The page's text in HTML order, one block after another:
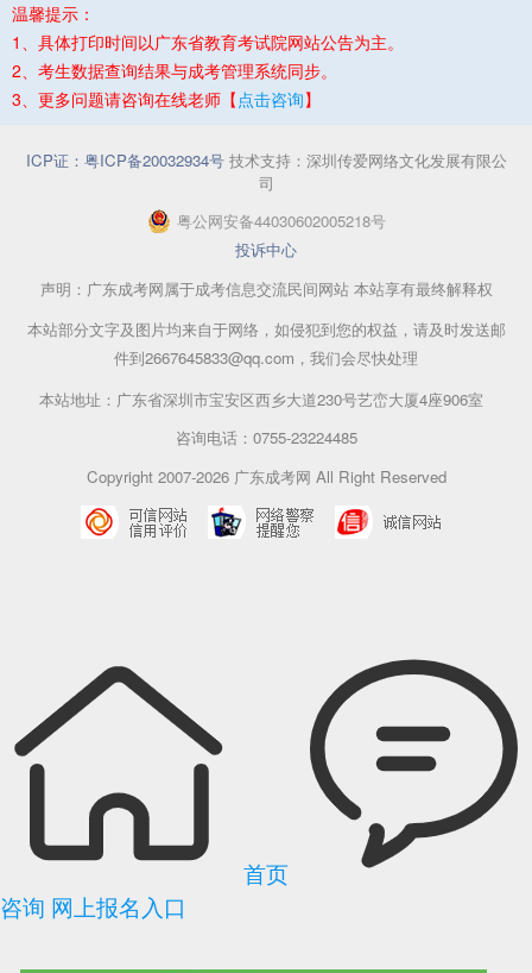
温馨提示：
1、具体打印时间以广东省教育考试院网站公告为主。
2、考生数据查询结果与成考管理系统同步。
3、更多问题请咨询在线老师【点击咨询】
ICP证：粤ICP备20032934号技术支持：深圳传爱网络文化发展有限公
司
粤公网安备44030602005218号
投诉中心
声明：广东成考网属于成考信息交流民间网站 本站享有最终解释权
本站部分文字及图片均来自于网络，如侵犯到您的权益，请及时发送邮
件到2667645833@qq.com，我们会尽快处理
本站地址：广东省深圳市宝安区西乡大道230号艺峦大厦4座906室
咨询电话：0755-23224485
Copyright 2007-2026 广东成考网 All Right Reserved
首页
咨询 网上报名入口